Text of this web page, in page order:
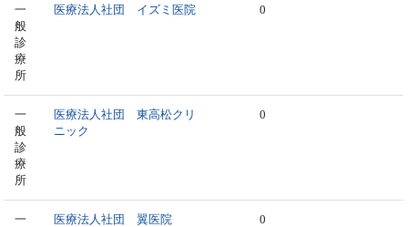
一
般
診
療
所
医療法人社団 イズミ医院 0
一
般
診
療
所
医療法人社団 東高松クリ
ニック
0
一
医療法人社団 翼医院 0